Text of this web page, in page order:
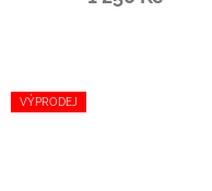
VÝPRODEJ